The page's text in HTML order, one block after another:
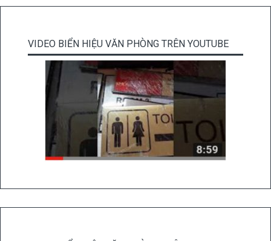
VIDEO BIỂN HIỆU VĂN PHÒNG TRÊN YOUTUBE